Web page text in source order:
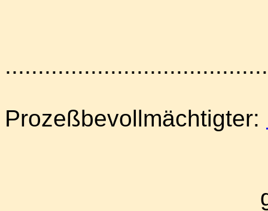
........................................
Prozeßbevollmächtigter: